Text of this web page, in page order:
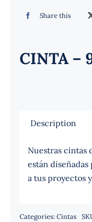
Share this
CINTA –
Description
Nuestras cintas
están
a tus proyectos
Categories:Cintas